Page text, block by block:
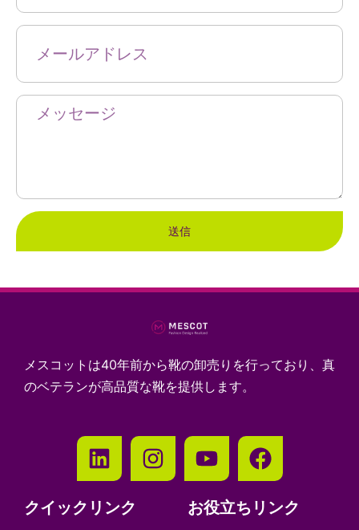
送信
メスコットは40年前から靴の卸売りを行っており、真
のベテランが高品質な靴を提供します。
クイックリンク お役立ちリンク